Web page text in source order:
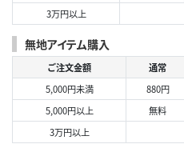
3万円以上
無地アイテム購入
ご注文金額 通常
5,000円未満
880円
5,000円以上
無料
3万円以上